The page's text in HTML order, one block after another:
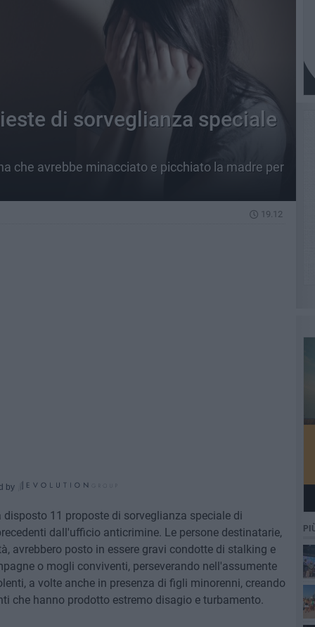
di sorveglianza speciale
che avrebbe minacciato e picchiato la madre per
19.12
by
disposto 11 proposte di sorveglianza speciale di
dall'ufficio anticrimine. Le persone destinatarie,
avrebbero posto in essere gravi condotte di stalking e
o mogli conviventi, perseverando nell'assumente
a volte anche in presenza di figli minorenni, creando
che hanno prodotto estremo disagio e turbamento.